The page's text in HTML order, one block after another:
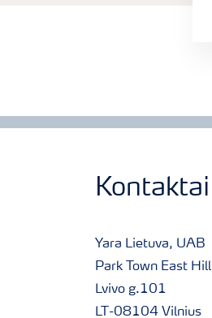
Kontaktai
Yara Lietuva, UAB
Park Town East Hill
Lvivo g.101
LT-08104 Vilnius